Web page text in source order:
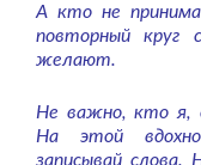
А кто не
повторный круг
желают.
Не важно, кто я,
На этой
записывай слова.